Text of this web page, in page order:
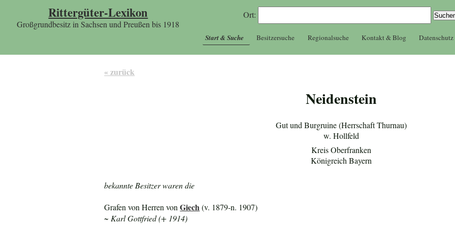
Rittergüter-Lexikon
Großgrundbesitz in Sachsen und Preußen bis 1918
Ort:
Start & Suche Besitzersuche Regionalsuche Kontakt & Blog Datenschutz
« zurück
Neidenstein
Gut und Burgruine (Herrschaft Thurnau)
w. Hollfeld
Kreis Oberfranken
Königreich Bayern
bekannte Besitzer waren die
Grafen von Herren vonGiech (v. 1879-n. 1907)
~ Karl Gottfried (+ 1914)